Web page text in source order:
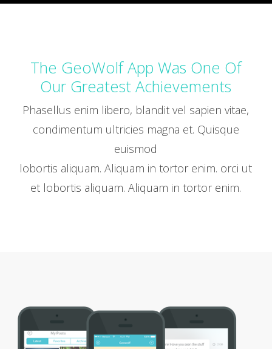
The GeoWolf App Was One Of
Our Greatest Achievements
Phasellus enim libero, blandit vel sapien vitae,
condimentum ultricies magna et. Quisque
euismod
lobortis aliquam. Aliquam in tortor enim. orci ut
et lobortis aliquam. Aliquam in tortor enim.